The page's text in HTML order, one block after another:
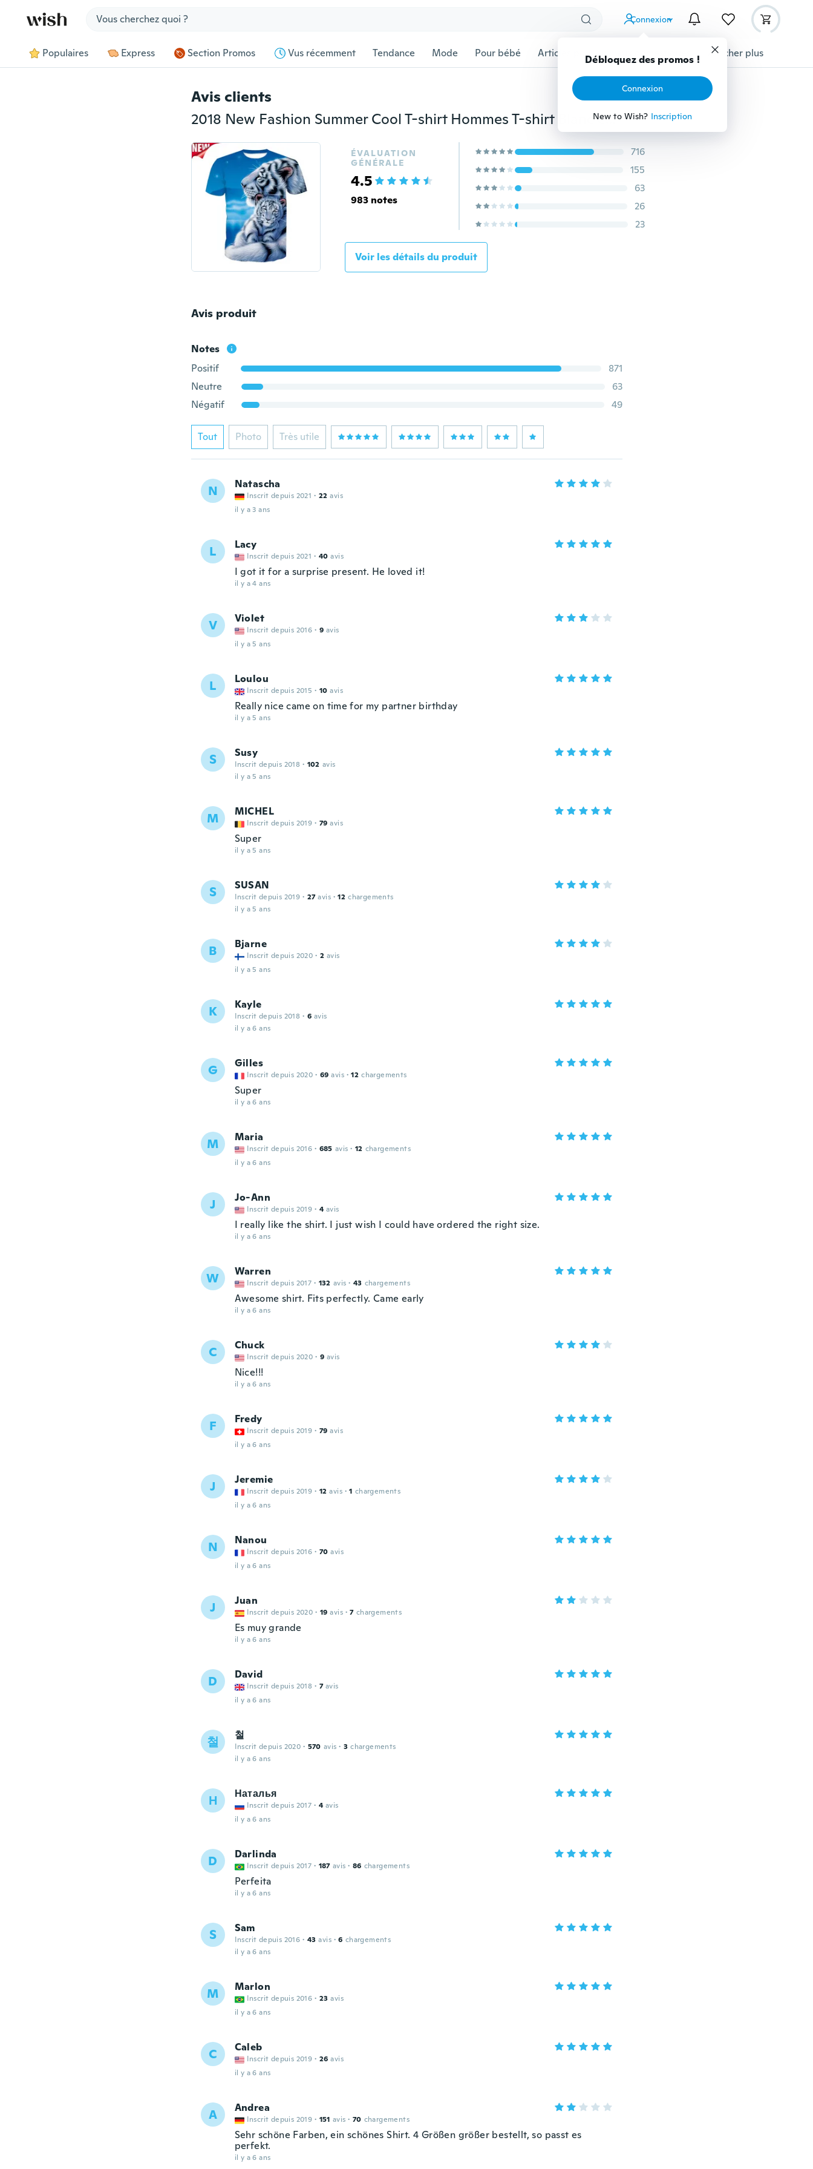
Connexion
Débloquez des promos !
Connexion
New to Wish? Inscription
Populaires Express Section Promos Vus récemment Tendance Mode Pour bébé Articles pour animaux domestiques Afficher plus
Avis clients
2018 New Fashion Summer Cool T-shirt Hommes T-shirt Blanc chaud Tigre 3d Impression numérique 3d Respirable Chemise de sport à séchage rapide et à séchage rapide
ÉVALUATION
GÉNÉRALE
4.5
983 notes
716
155
63
26
23
Voir les détails du produit
Avis produit
Notes
Positif
871
Neutre
63
Négatif
49
Tout Photo Très utile
N Natascha
Inscrit depuis 2021 · 22 avis
il y a 3 ans
L Lacy
Inscrit depuis 2021 · 40 avis
I got it for a surprise present. He loved it!
il y a 4 ans
V Violet
Inscrit depuis 2016 · 9 avis
il y a 5 ans
L Loulou
Inscrit depuis 2015 · 10 avis
Really nice came on time for my partner birthday
il y a 5 ans
S Susy
Inscrit depuis 2018 · 102 avis
il y a 5 ans
M MICHEL
Inscrit depuis 2019 · 79 avis
Super
il y a 5 ans
S SUSAN
Inscrit depuis 2019 · 27 avis · 12 chargements
il y a 5 ans
B Bjarne
Inscrit depuis 2020 · 2 avis
il y a 5 ans
K Kayle
Inscrit depuis 2018 · 6 avis
il y a 6 ans
G Gilles
Inscrit depuis 2020 · 69 avis · 12 chargements
Super
il y a 6 ans
M Maria
Inscrit depuis 2016 · 685 avis · 12 chargements
il y a 6 ans
J Jo-Ann
Inscrit depuis 2019 · 4 avis
I really like the shirt. I just wish I could have ordered the right size.
il y a 6 ans
W Warren
Inscrit depuis 2017 · 132 avis · 43 chargements
Awesome shirt. Fits perfectly. Came early
il y a 6 ans
C Chuck
Inscrit depuis 2020 · 9 avis
Nice!!!
il y a 6 ans
F Fredy
Inscrit depuis 2019 · 79 avis
il y a 6 ans
J Jeremie
Inscrit depuis 2019 · 12 avis · 1 chargements
il y a 6 ans
N Nanou
Inscrit depuis 2016 · 70 avis
il y a 6 ans
J Juan
Inscrit depuis 2020 · 19 avis · 7 chargements
Es muy grande
il y a 6 ans
D David
Inscrit depuis 2018 · 7 avis
il y a 6 ans
철 철
Inscrit depuis 2020 · 570 avis · 3 chargements
il y a 6 ans
Н Наталья
Inscrit depuis 2017 · 4 avis
il y a 6 ans
D Darlinda
Inscrit depuis 2017 · 187 avis · 86 chargements
Perfeita
il y a 6 ans
S Sam
Inscrit depuis 2016 · 43 avis · 6 chargements
il y a 6 ans
M Marlon
Inscrit depuis 2016 · 23 avis
il y a 6 ans
C Caleb
Inscrit depuis 2019 · 26 avis
il y a 6 ans
A Andrea
Inscrit depuis 2019 · 151 avis · 70 chargements
Sehr schöne Farben, ein schönes Shirt. 4 Größen größer bestellt, so passt es
perfekt.
il y a 6 ans